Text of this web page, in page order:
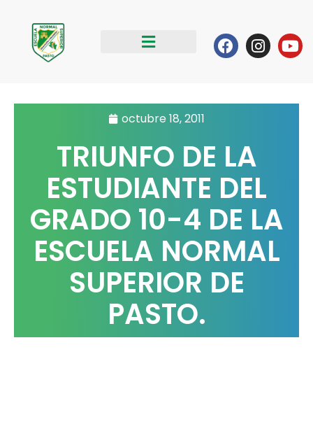
contenido
Facebook
octubre 18, 2011
TRIUNFO DE LA
ESTUDIANTE DEL
GRADO 10-4 DE LA
ESCUELA NORMAL
SUPERIOR DE
PASTO.